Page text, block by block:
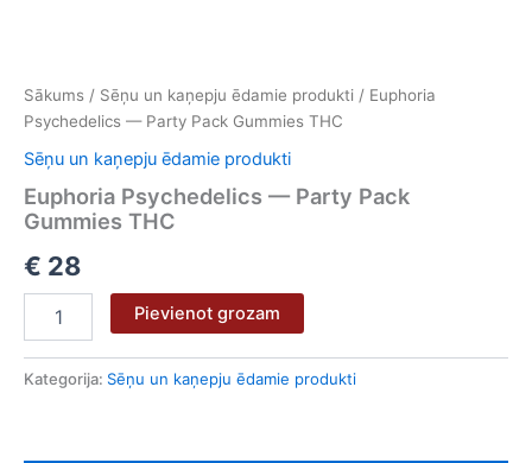
Sākums / Sēņu un kaņepju ēdamie produkti / Euphoria
Psychedelics — Party Pack Gummies THC
Sēņu un kaņepju ēdamie produkti
Euphoria Psychedelics — Party Pack
Gummies THC
€ 28
Pievienot grozam
Kategorija: Sēņu un kaņepju ēdamie produkti